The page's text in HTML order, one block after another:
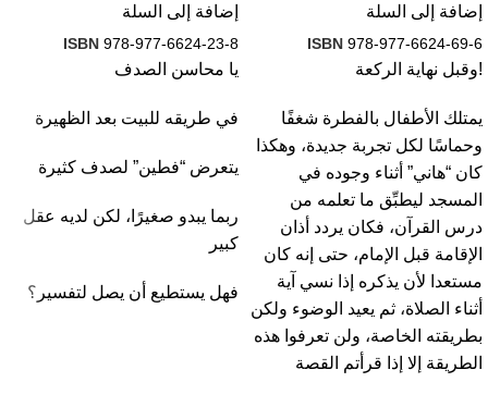
إضافة إلى السلة
ISBN 978-977-6624-69-6
!وقبل نهاية الركعة
يمتلك الأطفال بالفطرة شغفًا
وحماسًا لكل تجربة جديدة، وهكذا
كان “هاني” أثناء وجوده في
المسجد ليطبِّق ما تعلمه من
درس القرآن، فكان يردد أذان
الإقامة قبل الإمام، حتى إنه كان
مستعدا لأن يذكره إذا نسي آية
أثناء الصلاة، ثم يعيد الوضوء ولكن
بطريقته الخاصة، ولن تعرفوا هذه
الطريقة إلا إذا قرأتم القصة
إضافة إلى السلة
ISBN 978-977-6624-23-8
يا محاسن الصدف
في طريقه للبيت بعد الظهيرة
يتعرض “فطين” لصدف كثيرة
ربما يبدو صغيرًا، لكن لديه عقل
كبير
فهل يستطيع أن يصل لتفسير؟